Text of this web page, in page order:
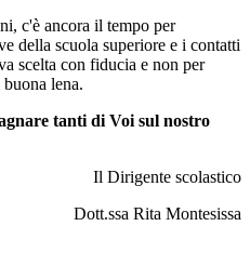
c'è ancora il tempo per
della scuola superiore e i contatti
scelta con fiducia e non per
lena.
tanti di Voi sul nostro
Il Dirigente scolastico
Dott.ssa Rita Montesissa